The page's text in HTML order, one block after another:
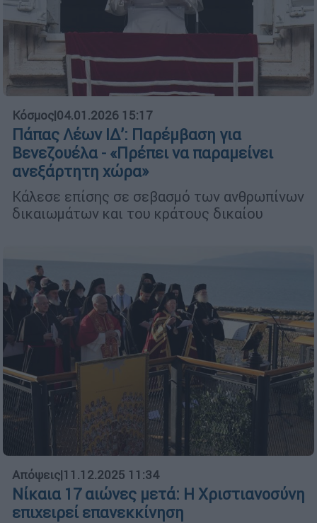
Κόσμος|04.01.2026 15:17
Πάπας Λέων ΙΔ’: Παρέμβαση για
Βενεζουέλα - «Πρέπει να παραμείνει
ανεξάρτητη χώρα»
Κάλεσε επίσης σε σεβασμό των ανθρωπίνων
δικαιωμάτων και του κράτους δικαίου
Απόψεις|11.12.2025 11:34
Νίκαια 17 αιώνες μετά: Η Χριστιανοσύνη
επιχειρεί επανεκκίνηση